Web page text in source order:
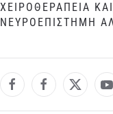
ΧΕΙΡΟΘΕΡΑΠΕΙΑ
ΝΕΥΡΟΕΠΙΣΤΗΜΗ